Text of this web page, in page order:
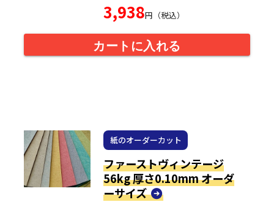
3,938円（税込）
カートに入れる
紙のオーダーカット
ファーストヴィンテージ
56kg 厚さ0.10mm オーダ
ーサイズ